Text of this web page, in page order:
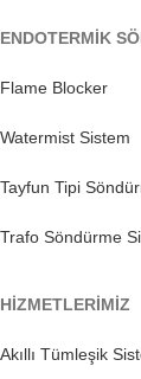
ENDOTERMİK
Flame Blocker
Watermist Sistem
Tayfun Tipi
Trafo Söndürme
HİZMETLERİMİZ
Akıllı Tümleşik